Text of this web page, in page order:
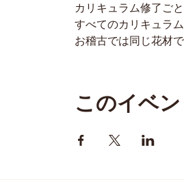
カリキュラム修了ご
すべてのカリキュラ
お稽古では同じ花材
このイベ